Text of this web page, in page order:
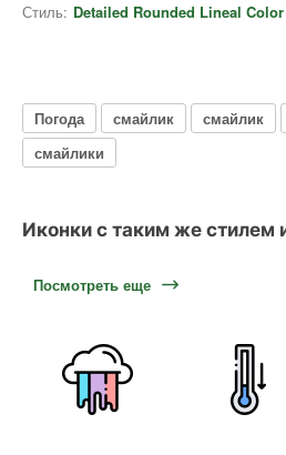
Стиль: Detailed Rounded Lineal Color
Погода смайлик смайлик
смайлики
Иконки с таким же стилем
Посмотреть еще